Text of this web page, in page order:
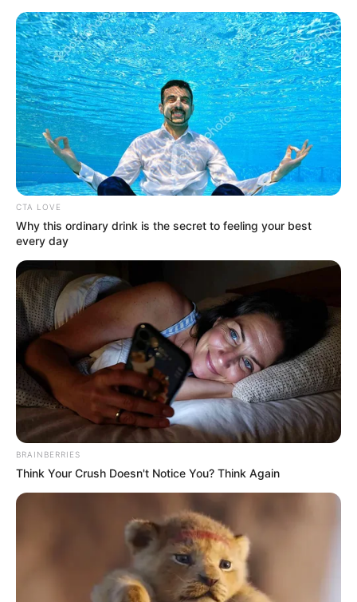
HOME
INSPIRASI
STYLE
FILM &
SERIES
NGAKAK
QUOTES
HYPE
MORE
CTA LOVE
Why this ordinary drink is the secret to feeling your best
every day
BRAINBERRIES
Think Your Crush Doesn't Notice You? Think Again